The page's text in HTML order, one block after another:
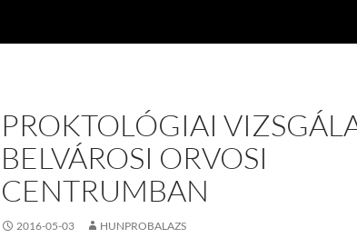
PROKTOLÓGIAI
BELVÁROSI ORVOSI
CENTRUMBAN
2016-05-03 HUNPROBALAZS